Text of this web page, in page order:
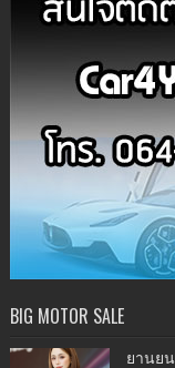
BIG MOTOR SALE
ยานย